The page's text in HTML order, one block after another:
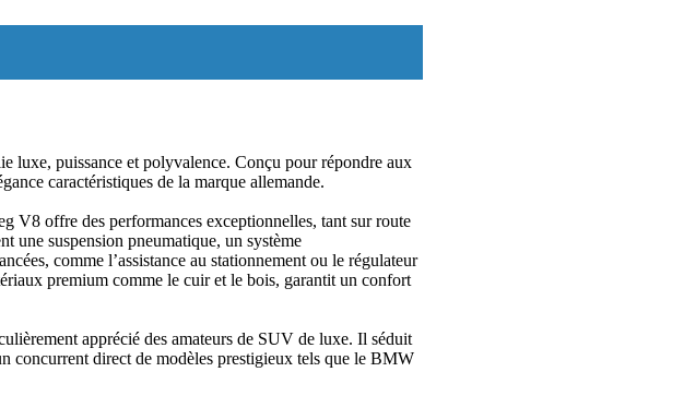
luxe, puissance et polyvalence. Conçu pour répondre aux
caractéristiques de la marque allemande.
V8 offre des performances exceptionnelles, tant sur route
une suspension pneumatique, un système
comme l’assistance au stationnement ou le régulateur
premium comme le cuir et le bois, garantit un confort
apprécié des amateurs de SUV de luxe. Il séduit
concurrent direct de modèles prestigieux tels que le BMW